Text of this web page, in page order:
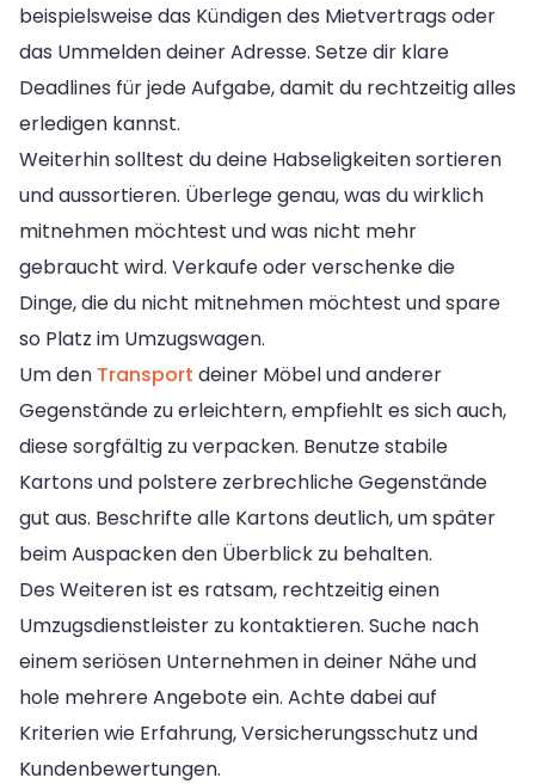
beispielsweise das Kündigen des Mietvertrags oder
das Ummelden deiner Adresse. Setze dir klare
Deadlines für jede Aufgabe, damit du rechtzeitig alles
erledigen kannst.
Weiterhin solltest du deine Habseligkeiten sortieren
und aussortieren. Überlege genau, was du wirklich
mitnehmen möchtest und was nicht mehr
gebraucht wird. Verkaufe oder verschenke die
Dinge, die du nicht mitnehmen möchtest und spare
so Platz im Umzugswagen.
Um den Transport deiner Möbel und anderer
Gegenstände zu erleichtern, empfiehlt es sich auch,
diese sorgfältig zu verpacken. Benutze stabile
Kartons und polstere zerbrechliche Gegenstände
gut aus. Beschrifte alle Kartons deutlich, um später
beim Auspacken den Überblick zu behalten.
Des Weiteren ist es ratsam, rechtzeitig einen
Umzugsdienstleister zu kontaktieren. Suche nach
einem seriösen Unternehmen in deiner Nähe und
hole mehrere Angebote ein. Achte dabei auf
Kriterien wie Erfahrung, Versicherungsschutz und
Kundenbewertungen.